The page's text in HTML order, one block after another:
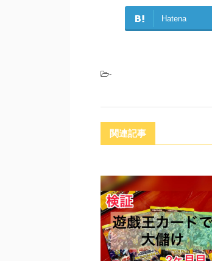
Hatena
-
関連記事